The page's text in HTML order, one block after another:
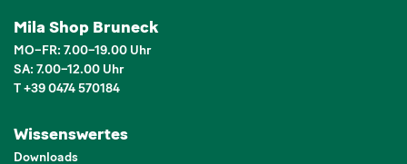
Mila Shop Bruneck
MO–FR: 7.00–19.00 Uhr
SA: 7.00–12.00 Uhr
T +39 0474 570184
Wissenswertes
Downloads